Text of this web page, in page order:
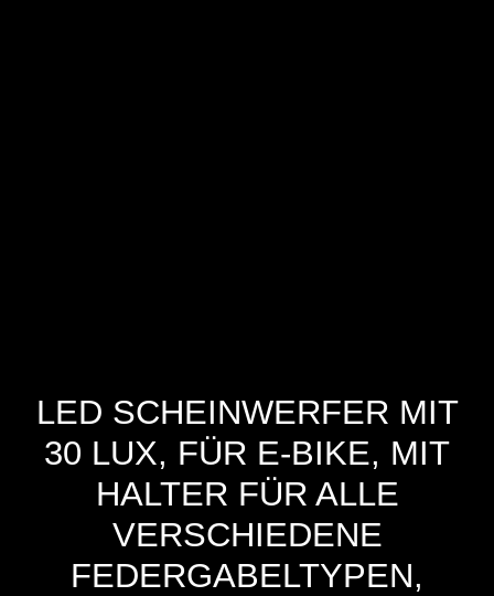
LED SCHEINWERFER MIT
30 LUX, FÜR E-BIKE, MIT
HALTER FÜR ALLE
VERSCHIEDENE
FEDERGABELTYPEN,